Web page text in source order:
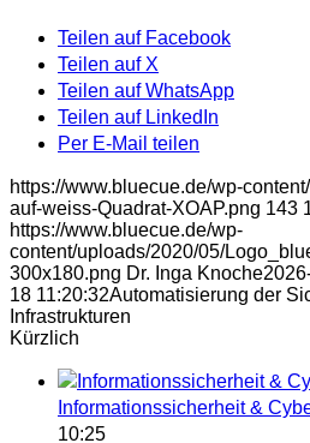
Teilen auf Facebook
Teilen auf X
Teilen auf WhatsApp
Teilen auf LinkedIn
Per E-Mail teilen
https://www.bluecue.de/wp-
auf-weiss-Quadrat-XOAP.png 143
https://www.bluecue.de/wp-
content/uploads/2020/05/
300x180.png Dr. Inga Knoche
18 11:20:32Automatisierung der
Infrastrukturen
Kürzlich
Informationssicherheit &
10:25